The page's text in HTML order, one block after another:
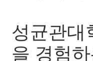
성균관대
을 경험